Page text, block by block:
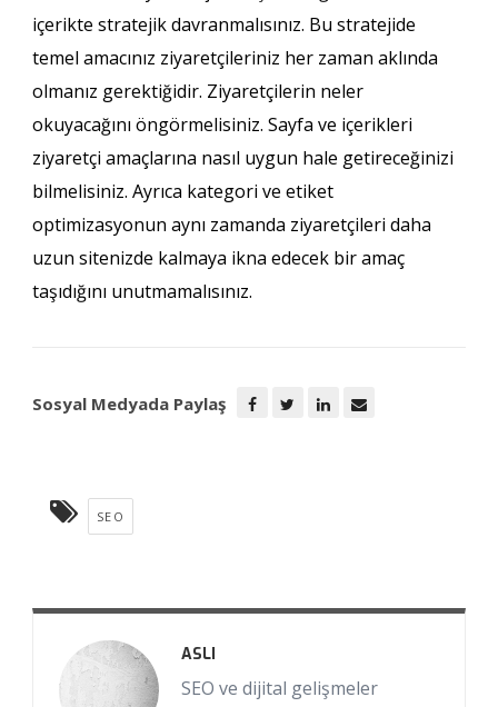
içerikte stratejik davranmalısınız. Bu stratejide
temel amacınız ziyaretçileriniz her zaman aklında
olmanız gerektiğidir. Ziyaretçilerin neler
okuyacağını öngörmelisiniz. Sayfa ve içerikleri
ziyaretçi amaçlarına nasıl uygun hale getireceğinizi
bilmelisiniz. Ayrıca kategori ve etiket
optimizasyonun aynı zamanda ziyaretçileri daha
uzun sitenizde kalmaya ikna edecek bir amaç
taşıdığını unutmamalısınız.
Sosyal Medyada Paylaş
SEO
ASLI
SEO ve dijital gelişmeler